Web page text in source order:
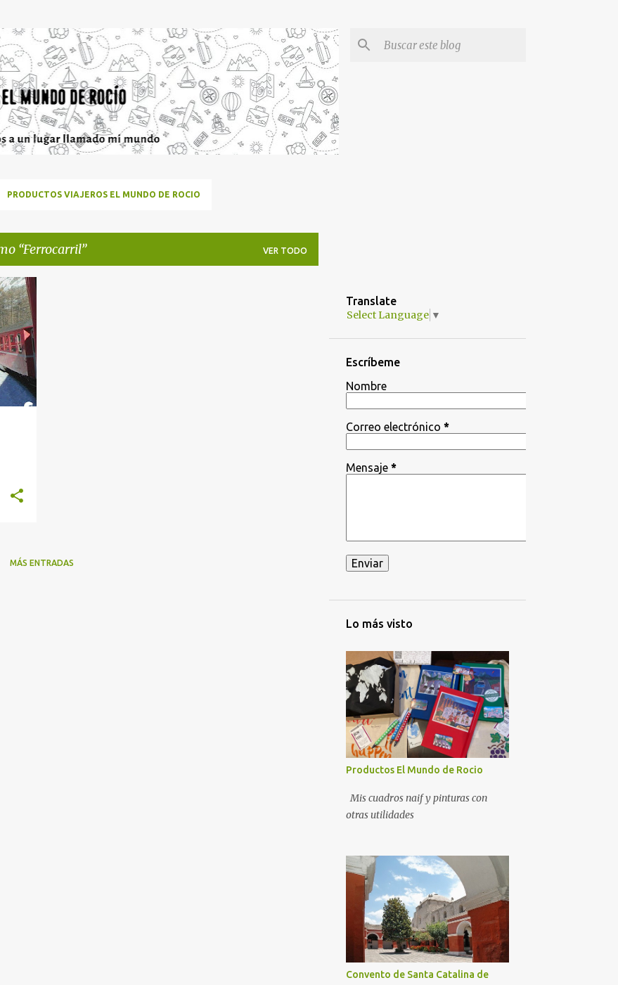
PRODUCTOS VIAJEROS EL MUNDO DE ROCIO
Ferrocarril VER TODO
+5
MÁS ENTRADAS
Translate
Select Language ▼
Escríbeme
Nombre
Correo electrónico *
Mensaje *
Lo más visto
Productos El Mundo de Rocio
Mis cuadros naif y pinturas con
otras utilidades
Convento de Santa Catalina de